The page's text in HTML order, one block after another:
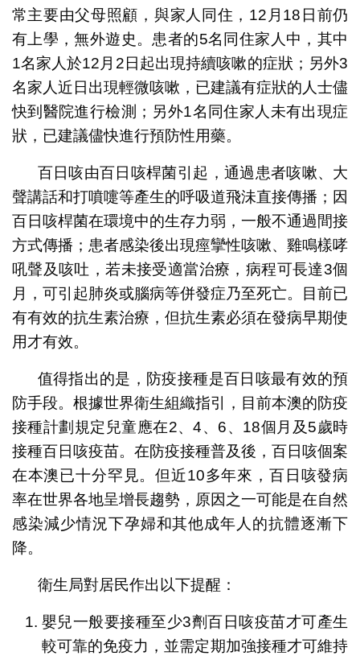
常主要由父母照顧，與家人同住，12月18日前仍
有上學，無外遊史。患者的5名同住家人中，其中
1名家人於12月2日起出現持續咳嗽的症狀；另外3
名家人近日出現輕微咳嗽，已建議有症狀的人士儘
快到醫院進行檢測；另外1名同住家人未有出現症
狀，已建議儘快進行預防性用藥。
百日咳由百日咳桿菌引起，通過患者咳嗽、大
聲講話和打噴嚏等產生的呼吸道飛沬直接傳播；因
百日咳桿菌在環境中的生存力弱，一般不通過間接
方式傳播；患者感染後出現痙攣性咳嗽、雞鳴樣哮
吼聲及咳吐，若未接受適當治療，病程可長達3個
月，可引起肺炎或腦病等併發症乃至死亡。目前已
有有效的抗生素治療，但抗生素必須在發病早期使
用才有效。
值得指出的是，防疫接種是百日咳最有效的預
防手段。根據世界衛生組織指引，目前本澳的防疫
接種計劃規定兒童應在2、4、6、18個月及5歲時
接種百日咳疫苗。在防疫接種普及後，百日咳個案
在本澳已十分罕見。但近10多年來，百日咳發病
率在世界各地呈增長趨勢，原因之一可能是在自然
感染減少情況下孕婦和其他成年人的抗體逐漸下
降。
衛生局對居民作出以下提醒：
嬰兒一般要接種至少3劑百日咳疫苗才可產生
較可靠的免疫力，並需定期加強接種才可維持